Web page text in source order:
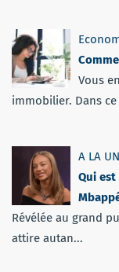
Vous
immobilier. Dans
A LA
Qui
Révélée au grand
attire autan...